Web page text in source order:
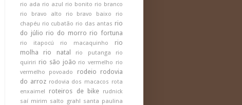
rio ada rio azul rio bonito rio branco
rio bravo alto
rio bravo baixo
rio
chapéu rio cubatão rio das antas rio
do júlio rio do morro rio fortuna
rio itapocú rio macaquinho
rio
molha
rio natal rio putanga
rio
quiriri rio são joão rio vermelho rio
vermelho povoado
rodeio rodovia
do arroz rodovia dos macacos rota
enxaimel
roteiros de bike
rudnick
saí mirim salto grahl santa paulina